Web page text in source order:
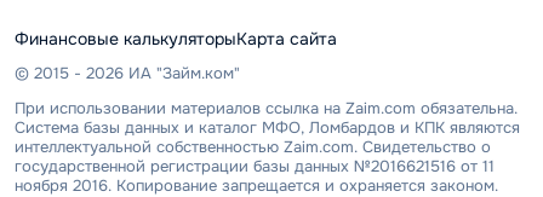
Финансовые калькуляторыКарта сайта
© 2015 - 2026 ИА "Займ.ком"
При использовании материалов ссылка на Zaim.com обязательна.
Система базы данных и каталог МФО, Ломбардов и КПК являются
интеллектуальной собственностью Zaim.com. Свидетельство о
государственной регистрации базы данных №2016621516 от 11
ноября 2016. Копирование запрещается и охраняется законом.